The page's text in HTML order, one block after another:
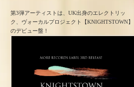
第3弾アーティストは、UK出身のエレクトリッ
ク、ヴォーカルプロジェクト【KNIGHTSTOWN】
のデビュー盤！